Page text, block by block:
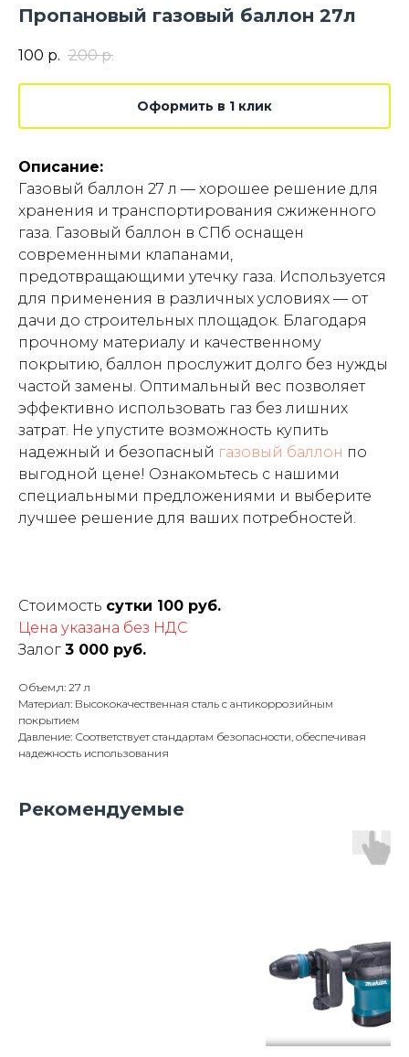
Пропановый газовый баллон 27л
100 р. 200 р.
Оформить в 1 клик
Описание:
Газовый баллон 27 л — хорошее решение для
хранения и транспортирования сжиженного
газа. Газовый баллон в СПб оснащен
современными клапанами,
предотвращающими утечку газа. Используется
для применения в различных условиях — от
дачи до строительных площадок. Благодаря
прочному материалу и качественному
покрытию, баллон прослужит долго без нужды
частой замены. Оптимальный вес позволяет
эффективно использовать газ без лишних
затрат. Не упустите возможность купить
надежный и безопасный газовый баллон по
выгодной цене! Ознакомьтесь с нашими
специальными предложениями и выберите
лучшее решение для ваших потребностей.
Стоимость сутки 100 руб.
Цена указана без НДС
Залог 3 000 руб.
Объем,л: 27 л
Материал: Высококачественная сталь с антикоррозийным
покрытием
Давление: Соответствует стандартам безопасности, обеспечивая
надежность использования
Рекомендуемые